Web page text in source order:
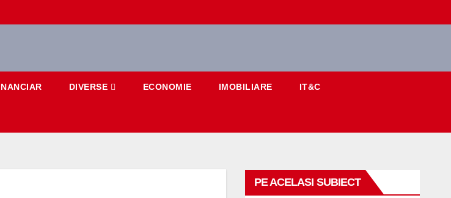
DIVERSE ECONOMIE IMOBILIARE IT&C
PE ACELASI SUBIECT